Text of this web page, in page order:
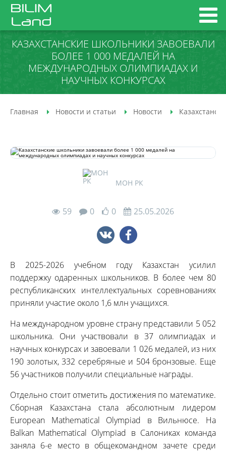
КАЗАХСТАНСКИЕ ШКОЛЬНИКИ ЗАВОЕВАЛИ
БОЛЕЕ 1 000 МЕДАЛЕЙ НА
МЕЖДУНАРОДНЫХ ОЛИМПИАДАХ И
НАУЧНЫХ КОНКУРСАХ
Главная Новости и статьи Новости
МОН РК
59 0 0 25.05.2026
В 2025-2026 учебном году Казахстан усилил
поддержку одаренных школьников. В более чем 80
республиканских интеллектуальных соревнованиях
приняли участие около 1,6 млн учащихся.
На международном уровне страну представили 5 052
школьника. Они участвовали в 37 олимпиадах и
научных конкурсах и завоевали 1 026 медалей, из них
190 золотых, 332 серебряные и 504 бронзовые. Еще
56 участников получили специальные награды.
Отдельно стоит отметить достижения по математике.
Сборная Казахстана стала абсолютным лидером
European Mathematical Olympiad в Вильнюсе. На
Balkan Mathematical Olympiad в Салониках команда
заняла 6-е место в общекомандном зачете среди